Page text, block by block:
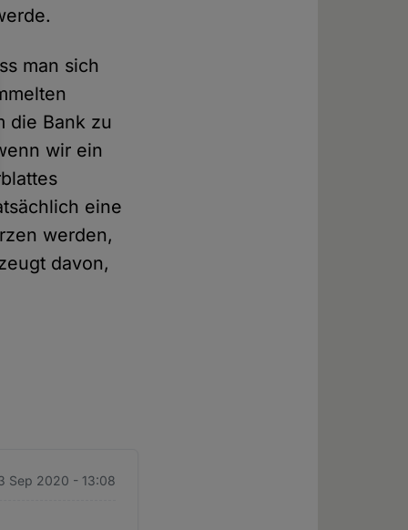
man sich
die Bank zu
wir ein
eine
werden,
davon,
Sep 2020 - 13:08